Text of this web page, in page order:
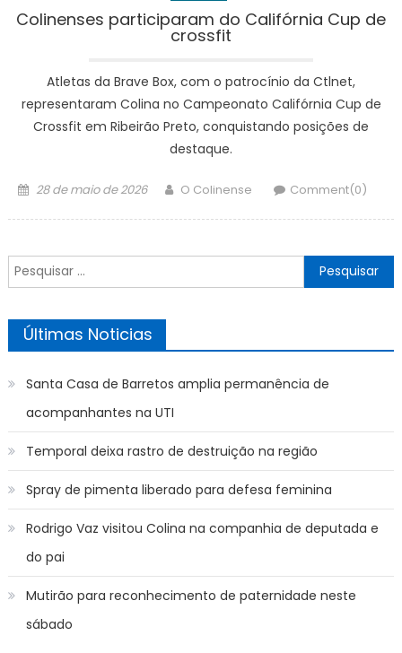
Colinenses participaram do Califórnia Cup de
crossfit
Atletas da Brave Box, com o patrocínio da Ctlnet,
representaram Colina no Campeonato Califórnia Cup de
Crossfit em Ribeirão Preto, conquistando posições de
destaque.
Posted
28 de maio de 2026 Author
O Colinense Comment(0)
Pesquisar
por:
Últimas Noticias
Santa Casa de Barretos amplia permanência de
acompanhantes na UTI
Temporal deixa rastro de destruição na região
Spray de pimenta liberado para defesa feminina
Rodrigo Vaz visitou Colina na companhia de deputada e
do pai
Mutirão para reconhecimento de paternidade neste
sábado